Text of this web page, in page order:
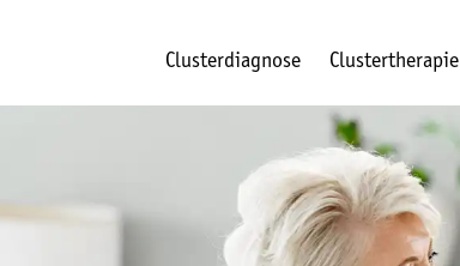
Clusterdiagnose Clustertherapie